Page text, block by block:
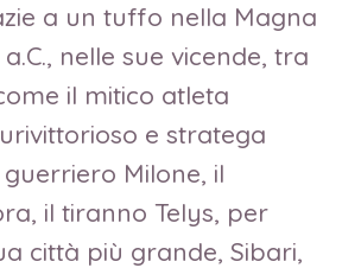
a un tuffo nella Magna
nelle sue vicende, tra
il mitico atleta
e stratega
guerriero Milone, il
il tiranno Telys, per
città più grande, Sibari,